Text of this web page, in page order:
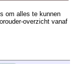
om alles te kunnen
overzicht vanaf